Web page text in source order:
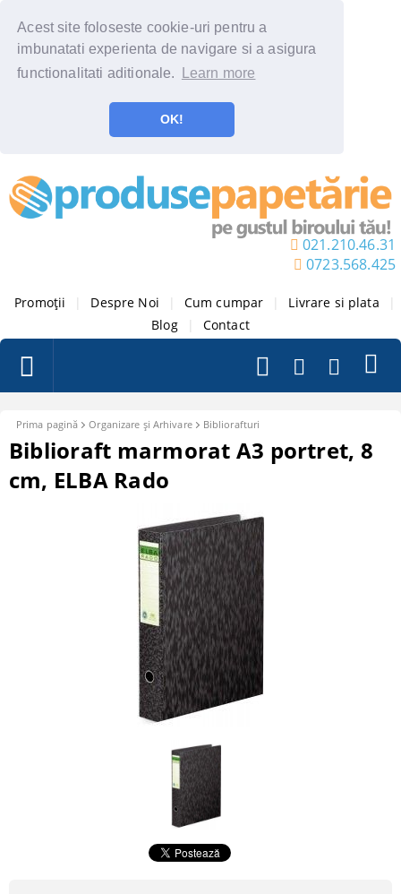
Acest site foloseste cookie-uri pentru a
imbunatati experienta de navigare si a asigura
functionalitati aditionale.
Learn more
OK!
021.210.46.31
0723.568.425
Promoții Despre Noi Cum cumpar Livrare si plata
Blog
Contact
Prima pagină Organizare şi Arhivare Bibliorafturi
Biblioraft marmorat A3 portret, 8
cm, ELBA Rado